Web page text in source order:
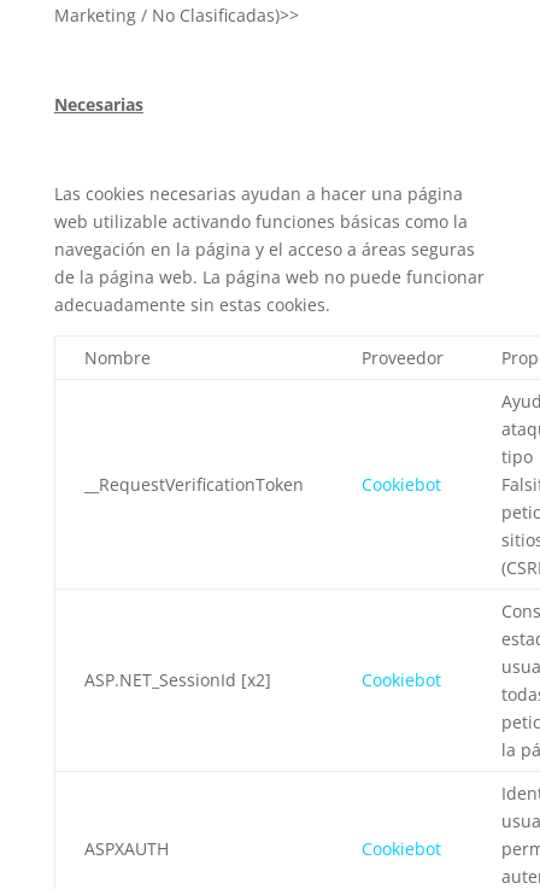
Marketing / No Clasificadas)>>
Necesarias
Las cookies necesarias ayudan a hacer una página
web utilizable activando funciones básicas como la
navegación en la página y el acceso a áreas seguras
de la página web. La página web no puede funcionar
adecuadamente sin estas cookies.
Nombre Proveedor
__RequestVerificationToken Cookiebot
tipo
ASP.NET_SessionId [x2] Cookiebot
la
ASPXAUTH Cookiebot